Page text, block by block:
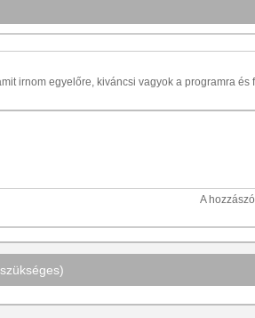
irnom egyelőre, kiváncsi vagyok a programra és
A